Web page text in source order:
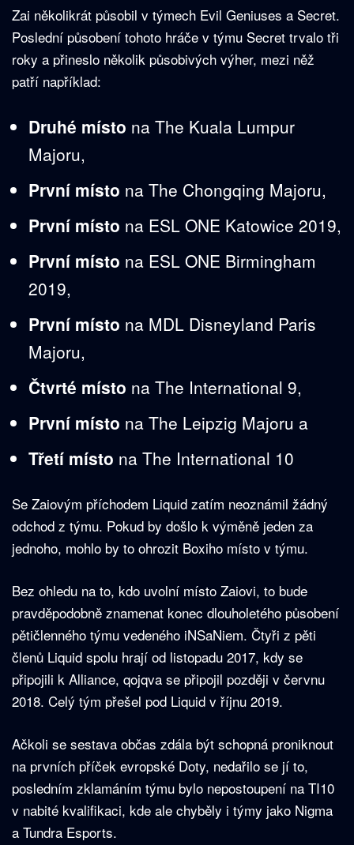
Zai několikrát působil v týmech Evil Geniuses a Secret.
Poslední působení tohoto hráče v týmu Secret trvalo tři
roky a přineslo několik působivých výher, mezi něž
patří například:
Druhé místo na The Kuala Lumpur
Majoru,
První místo na The Chongqing Majoru,
První místo na ESL ONE Katowice 2019,
První místo na ESL ONE Birmingham
2019,
První místo na MDL Disneyland Paris
Majoru,
Čtvrté místo na The International 9,
První místo na The Leipzig Majoru a
Třetí místo na The International 10
Se Zaiovým příchodem Liquid zatím neoznámil žádný
odchod z týmu. Pokud by došlo k výměně jeden za
jednoho, mohlo by to ohrozit Boxiho místo v týmu.
Bez ohledu na to, kdo uvolní místo Zaiovi, to bude
pravděpodobně znamenat konec dlouholetého působení
pětičlenného týmu vedeného iNSaNiem. Čtyři z pěti
členů Liquid spolu hrají od listopadu 2017, kdy se
připojili k Alliance, qojqva se připojil později v červnu
2018. Celý tým přešel pod Liquid v říjnu 2019.
Ačkoli se sestava občas zdála být schopná proniknout
na prvních příček evropské Doty, nedařilo se jí to,
posledním zklamáním týmu bylo nepostoupení na TI10
v nabité kvalifikaci, kde ale chyběly i týmy jako Nigma
a Tundra Esports.